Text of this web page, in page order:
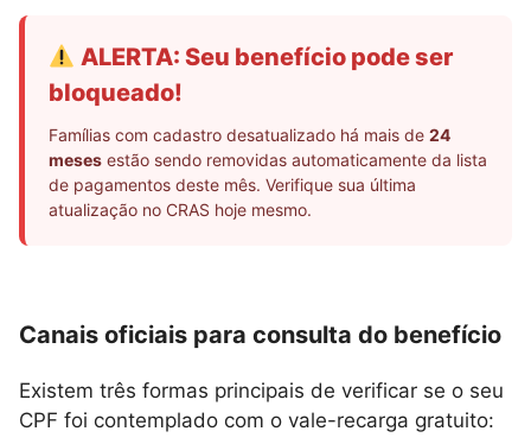
ALERTA: Seu benefício pode ser
bloqueado!
Famílias com cadastro desatualizado há mais de 24
meses estão sendo removidas automaticamente da lista
de pagamentos deste mês. Verifique sua última
atualização no CRAS hoje mesmo.
Canais oficiais para consulta do benefício
Existem três formas principais de verificar se o seu
CPF foi contemplado com o vale-recarga gratuito: